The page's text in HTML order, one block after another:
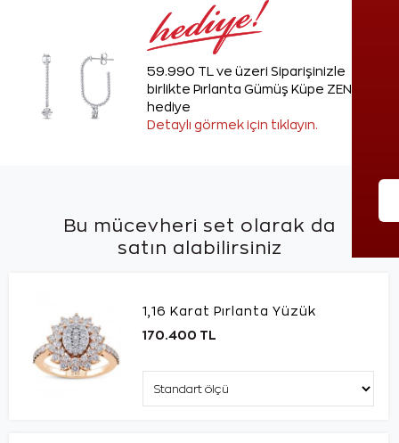
59.990 TL ve üzeri Siparişinizle
birlikte Pırlanta Gümüş Küpe ZEN'den
hediye
Detaylı görmek için tıklayın.
Bu mücevheri set olarak da
satın alabilirsiniz
1,16 Karat Pırlanta Yüzük
170.400 TL